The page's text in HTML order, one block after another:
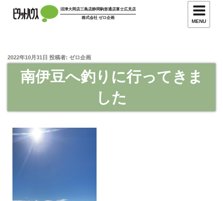
沼津大岡店三島店静岡駒形通店富士広見店
株式会社 ゼロ企画
MENU
2022年10月31日 投稿者: ゼロ企画
南伊豆へ釣りに行ってきま
した